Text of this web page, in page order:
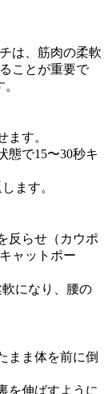
は、筋肉の柔軟
ことが重要で
ます。
態で15〜30秒キ
ます。
反らせ（カウポ
ャットポー
になり、腰の
まま体を前に倒
を伸ばすように